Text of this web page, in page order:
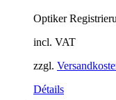
Optiker
incl. VAT
zzgl.
Détails